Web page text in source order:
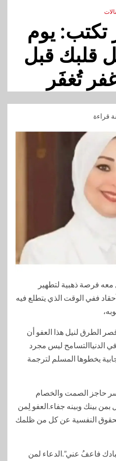
تكتب: يوم
قلبك قبل
تُغفَر
فرصة ذهبية لتطهير
ففي الوقت الذي يتطلع فيه
الطرق لنيل هذا العفو أن
في الدنياالتسامح ليس مجرد
يخطوها المسلم لترجمة
حاجز الصمت والخصام
بمن بينك وبينه جفاء.العفو لِمن
النفسية عن كل من ظلمك
فاعفُ عني”.الدعاء لمن